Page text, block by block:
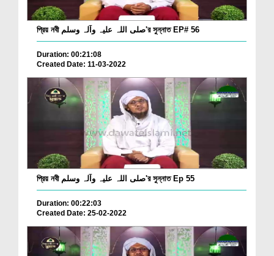
প্রিয় নবী صلی اللہ علیہ وآلہ وسلم'র সুন্নাত EP# 56
Duration: 00:21:08
Created Date: 11-03-2022
প্রিয় নবী صلی اللہ علیہ وآلہ وسلم'র সুন্নাত Ep 55
Duration: 00:22:03
Created Date: 25-02-2022